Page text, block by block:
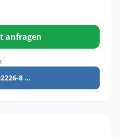
anfragen
8 ...